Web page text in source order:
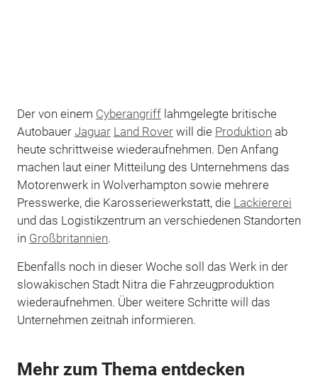
Der von einem Cyberangrifflahmgelegte britische
Autobauer Jaguar Land Roverwill die Produktion ab
heute schrittweise wiederaufnehmen. Den Anfang
machen laut einer Mitteilung des Unternehmens das
Motorenwerk in Wolverhampton sowie mehrere
Presswerke, die Karosseriewerkstatt, die Lackiererei
und das Logistikzentrum an verschiedenen Standorten
in Großbritannien.
Ebenfalls noch in dieser Woche soll das Werk in der
slowakischen Stadt Nitra die Fahrzeugproduktion
wiederaufnehmen. Über weitere Schritte will das
Unternehmen zeitnah informieren.
Mehr zum Thema entdecken